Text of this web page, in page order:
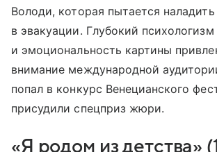
Володи, которая пытается
в эвакуации. Глубокий психологизм
и эмоциональность картины
внимание международной
попал в конкурс Венецианского
присудили спецприз жюри.
«Я родом из детства»